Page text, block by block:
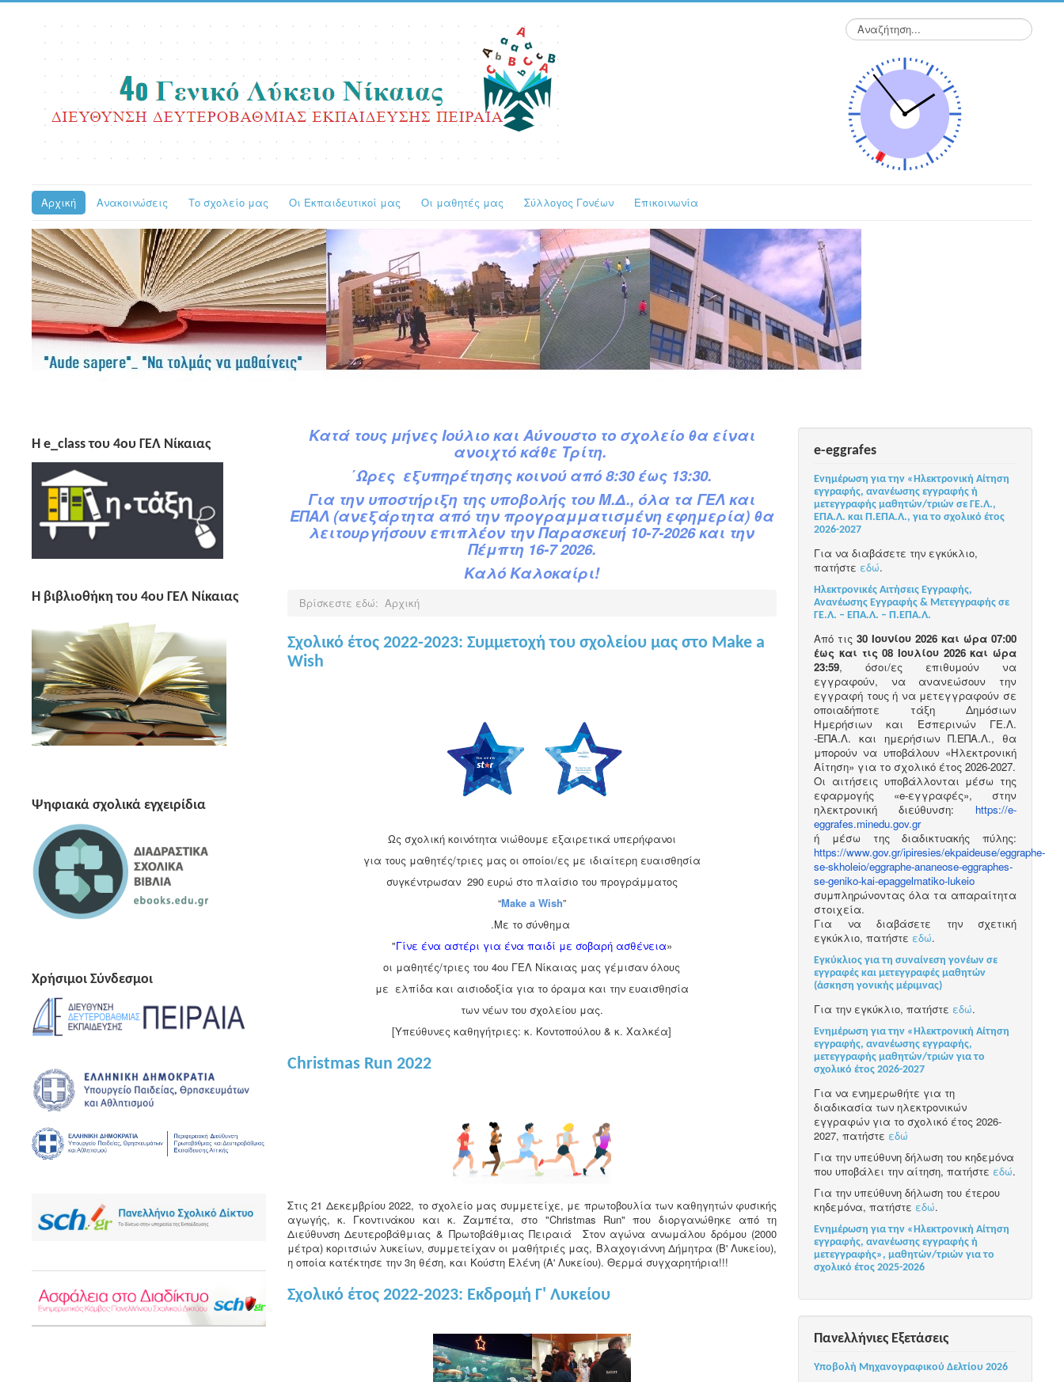
Αναζήτηση...
Αρχική Ανακοινώσεις Το σχολείο μας Οι Εκπαιδευτικοί μας Οι μαθητές μας Σύλλογος Γονέων Επικοινωνία
H e_class του 4ου ΓΕΛ Νίκαιας
Η βιβλιοθήκη του 4ου ΓΕΛ Νίκαιας
Ψηφιακά σχολικά εγχειρίδια
Χρήσιμοι Σύνδεσμοι
Κατάτουςμήνες Ιούλιο και Αύγουστο το σχολείο θα είναι
ανοιχτό κάθε Τρίτη.
΄Ωρες εξυπηρέτησης κοινού από 8:30 έως 13:30.
Για την υποστήριξη της υποβολής του Μ.Δ., όλα τα ΓΕΛ και
ΕΠΑΛ (ανεξάρτητα από την προγραμματισμένη εφημερία) θα
λειτουργήσουν επιπλέον την Παρασκευή 10-7-2026 και την
Πέμπτη 16-7 2026.
Καλό Καλοκαίρι!
Βρίσκεστε εδώ: Αρχική
Σχολικό έτος 2022-2023: Συμμετοχή του σχολείου μας στο Make a
Wish
Ως σχολική κοινότητα νιώθουμε εξαιρετικά υπερήφανοι
για τους μαθητές/τριες μας οι οποίοι/ες με ιδιαίτερη ευαισθησία
συγκέντρωσαν 290 ευρώ στο πλαίσιo του προγράμματος
“Make a Wish”
.Με το σύνθημα
"Γίνε ένα αστέρι για ένα παιδί με σοβαρή ασθένεια»
οι μαθητές/τριες του 4ου ΓΕΛ Νίκαιας μας γέμισαν όλους
με ελπίδα και αισιοδοξία για το όραμα και την ευαισθησία
των νέων του σχολείου μας.
[Υπεύθυνες καθηγήτριες: κ. Κοντοπούλου & κ. Χαλκέα]
Christmas Run 2022
Στις 21 Δεκεμβρίου 2022, το σχολείο μας συμμετείχε, με πρωτοβουλία των καθηγητών φυσικής
αγωγής, κ. Γκοντινάκου και κ. Ζαμπέτα, στο "Christmas Run" που διοργανώθηκε από τη
Διεύθυνση Δευτεροβάθμιας & Πρωτοβάθμιας Πειραιά Στον αγώνα ανωμάλου δρόμου (2000
μέτρα) κοριτσιών λυκείων, συμμετείχαν οι μαθήτριές μας, Βλαχογιάννη Δήμητρα (Β' Λυκείου),
η οποία κατέκτησε την 3η θέση, και Κούστη Ελένη (Α' Λυκείου). Θερμά συγχαρητήρια!!!
Σχολικό έτος 2022-2023: Εκδρομή Γ' Λυκείου
e-eggrafes
Ενημέρωση για την «Ηλεκτρονική Αίτηση
εγγραφής, ανανέωσης εγγραφής ή
μετεγγραφής μαθητών/τριών σε ΓΕ.Λ.,
ΕΠΑ.Λ. και Π.ΕΠΑ.Λ., για το σχολικό έτος
2026-2027
Για να διαβάσετε την εγκύκλιο,
πατήστε εδώ.
Ηλεκτρονικές Αιτήσεις Εγγραφής,
Ανανέωσης Εγγραφής & Μετεγγραφής σε
ΓΕ.Λ. – ΕΠΑ.Λ. – Π.ΕΠΑ.Λ.
Από τις30 Ιουνίου 2026 και ώρα 07:00
έως και τις 08 Ιουλίου 2026 και ώρα
23:59, όσοι/ες επιθυμούν να
εγγραφούν, να ανανεώσουν την
εγγραφή τους ή να μετεγγραφούν σε
οποιαδήποτε τάξη Δημόσιων
Ημερήσιων και Εσπερινών ΓΕ.Λ.
-ΕΠΑ.Λ. και ημερήσιων Π.ΕΠΑ.Λ., θα
μπορούν να υποβάλουν «Ηλεκτρονική
Αίτηση» για το σχολικό έτος 2026-2027.
Οι αιτήσεις υποβάλλονται μέσω της
εφαρμογής «e-εγγραφές», στην
ηλεκτρονική διεύθυνση: https://e-
eggrafes.minedu.gov.gr
ή μέσω της διαδικτυακής πύλης:
https://www.gov.gr/ipiresies/ekpaideuse/eggraphe-
se-skholeio/eggraphe-ananeose-eggraphes-
se-geniko-kai-epaggelmatiko-lukeio
συμπληρώνοντας όλα τα απαραίτητα
στοιχεία.
Για να διαβάσετε την σχετική
εγκύκλιο, πατήστε εδώ.
Εγκύκλιος για τη συναίνεση γονέων σε
εγγραφές και μετεγγραφές μαθητών
(άσκηση γονικής μέριμνας)
Για την εγκύκλιο, πατήστε εδώ.
Ενημέρωση για την «Ηλεκτρονική Αίτηση
εγγραφής, ανανέωσης εγγραφής,
μετεγγραφής μαθητών/τριών για το
σχολικό έτος 2026-2027
Για να ενημερωθήτε για τη
διαδικασία των ηλεκτρονικών
εγγραφών για το σχολικό έτος 2026-
2027, πατήστε εδώ
Για την υπεύθυνη δήλωση του κηδεμόνα
που υποβάλει την αίτηση, πατήστε εδώ.
Για την υπεύθυνη δήλωση του έτερου
κηδεμόνα, πατήστε εδώ.
Ενημέρωση για την «Ηλεκτρονική Αίτηση
εγγραφής, ανανέωσης εγγραφής ή
μετεγγραφής», μαθητών/τριών για το
σχολικό έτος 2025-2026
Πανελλήνιες Εξετάσεις
Υποβολή Μηχανογραφικού Δελτίου 2026